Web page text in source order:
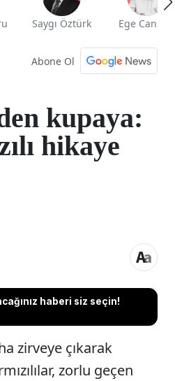
Saygı Öztürk Ege Cansen
Abone Ol
kupaya:
hikaye
haberi siz seçin!
zirveye çıkarak
zorlu geçen